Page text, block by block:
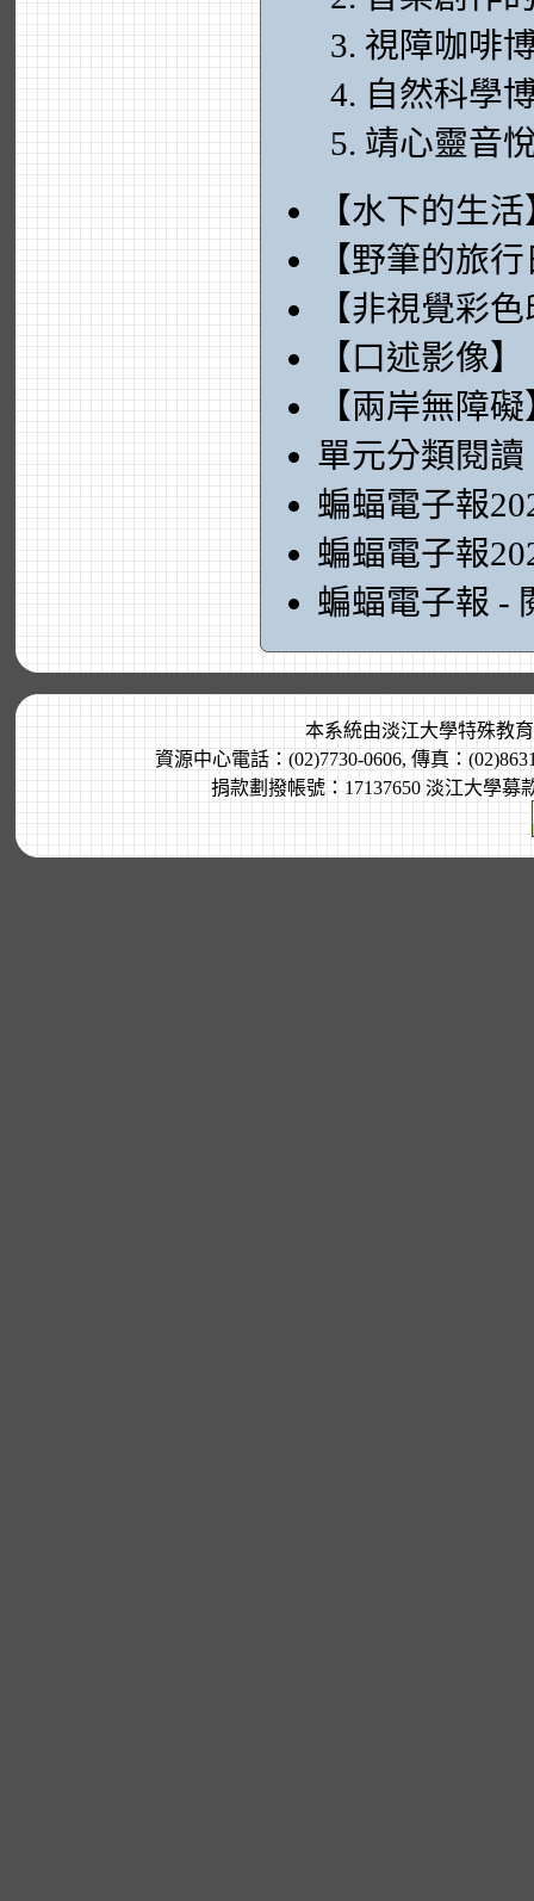
視障咖啡
自然科學
靖心靈音
【水下的生
【野筆的旅
【非視覺彩
【口述影像】
【兩岸無障
單元分類閱讀
蝙蝠電子報
蝙蝠電子報
蝙蝠電子報 -
本系統由淡江大學特殊教
資源中心電話：(02)7730-0606, 傳真：
捐款劃撥帳號：17137650 淡江大學